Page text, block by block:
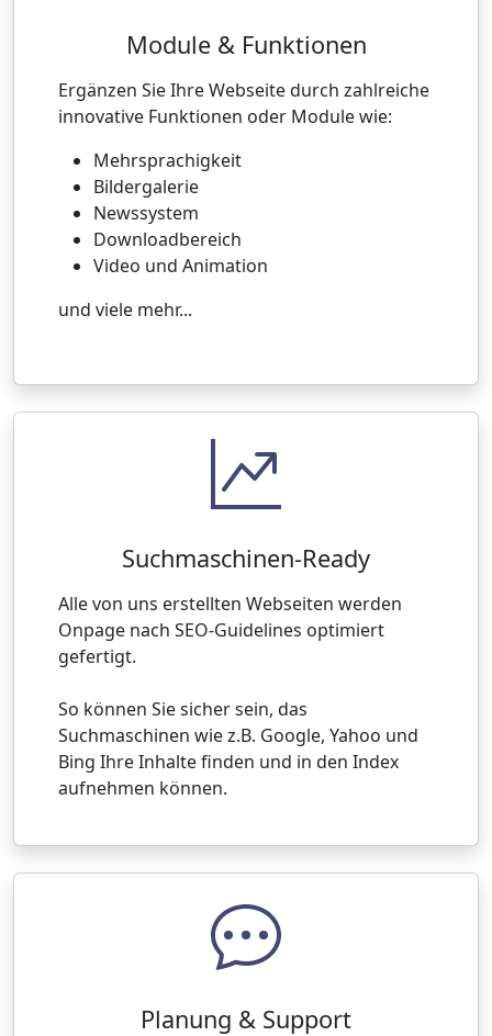
Module & Funktionen
Ergänzen Sie Ihre Webseite durch zahlreiche
innovative Funktionen oder Module wie:
Mehrsprachigkeit
Bildergalerie
Newssystem
Downloadbereich
Video und Animation
und viele mehr...
Suchmaschinen-Ready
Alle von uns erstellten Webseiten werden
Onpage nach SEO-Guidelines optimiert
gefertigt.
So können Sie sicher sein, das
Suchmaschinen wie z.B. Google, Yahoo und
Bing Ihre Inhalte finden und in den Index
aufnehmen können.
Planung & Support